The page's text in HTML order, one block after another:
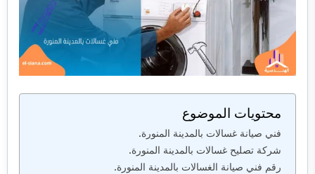
محتويات الموضوع
فني صيانة غسالات بالمدينة المنورة.
شركة تصليح غسالات بالمدينة المنورة.
رقم فني صيانة الغسالات بالمدينة المنورة.